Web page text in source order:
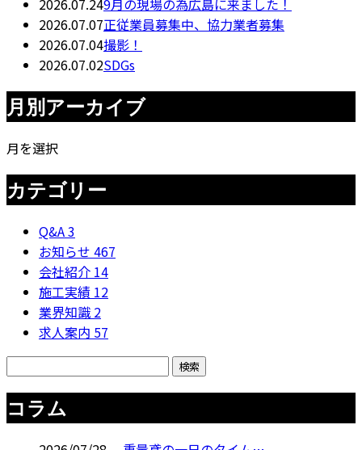
2026.07.249月の現場の為広島に来ました！
2026.07.07正従業員募集中、協力業者募集
2026.07.04撮影！
2026.07.02SDGs
月別アーカイブ
月を選択
カテゴリー
Q&A3
お知らせ 467
会社紹介 14
施工実績 12
業界知識 2
求人案内 57
コラム